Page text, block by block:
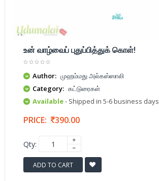
உன் வாழ்வைப் புதுப்பித்துக் கொள்!
Author: முஹம்மது அல்கஸ்ஸாலி
Category: கட்டுரைகள்
Available- Shipped in 5-6 business days
PRICE: 390.00
Qty:
ADD TO CART